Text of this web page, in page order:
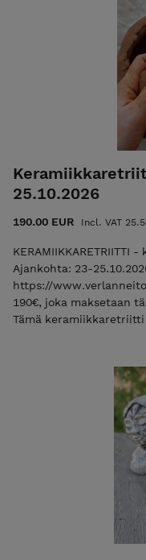
25.10.2026
190.00 EUR Incl. VAT
KERAMIIKKARETRIITTI
Ajankohta: 23-25.10.2026 Paikka: Verlan Neidon
https://
190€, joka maksetaan
Tämä
läsnäolon. Pakkaa siis
suuntaa kanssamme
tunnelmallisimpaan
Creative Spirit ✨
kuin tehty
Laskeudumme
ja luomaan
sisällämme olevaa
lähesty savimuotoilua
sisältä käsin. Valmis
veistos tai käyttöesine,